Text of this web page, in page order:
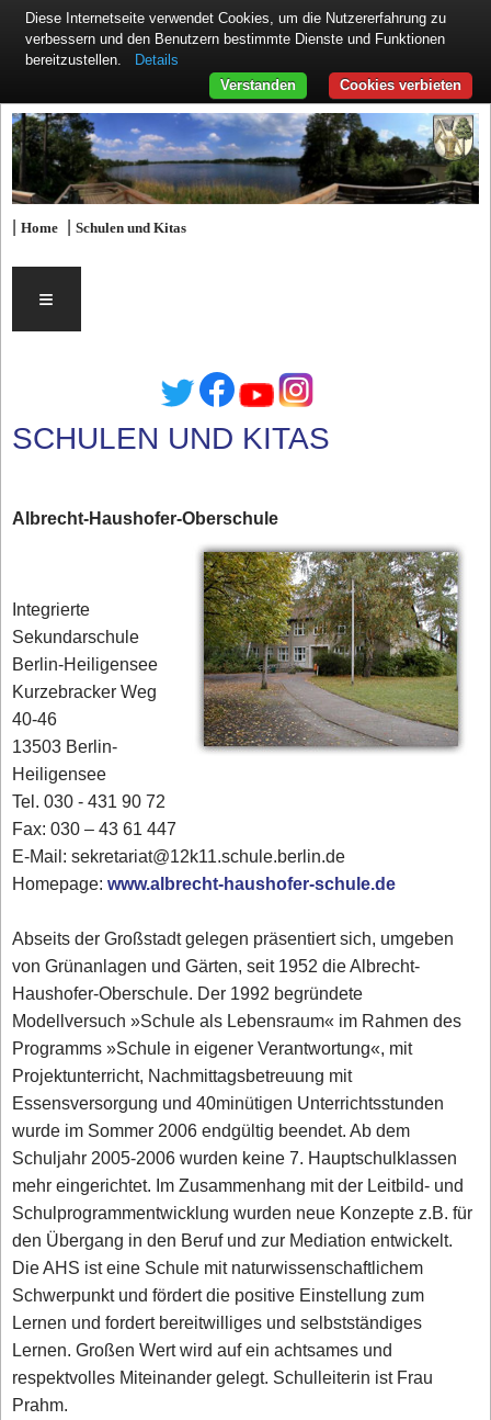
|Home |Schulen und Kitas
≡
SCHULEN UND KITAS
Albrecht-Haushofer-Oberschule
Integrierte
Sekundarschule
Berlin-Heiligensee
Kurzebracker Weg
40-46
13503 Berlin-
Heiligensee
Tel. 030 - 431 90 72‎
Fax: 030 – 43 61 447
E-Mail: sekretariat@12k11.schule.berlin.de
Homepage:www.albrecht-haushofer-schule.de
Abseits der Großstadt gelegen präsentiert sich, umgeben
von Grünanlagen und Gärten, seit 1952 die Albrecht-
Haushofer-Oberschule. Der 1992 begründete
Modellversuch »Schule als Lebensraum« im Rahmen des
Programms »Schule in eigener Verantwortung«, mit
Projektunterricht, Nachmittagsbetreuung mit
Essensversorgung und 40minütigen Unterrichtsstunden
wurde im Sommer 2006 endgültig beendet. Ab dem
Schuljahr 2005-2006 wurden keine 7. Hauptschulklassen
mehr eingerichtet. Im Zusammenhang mit der Leitbild- und
Schulprogrammentwicklung wurden neue Konzepte z.B. für
den Übergang in den Beruf und zur Mediation entwickelt.
Die AHS ist eine Schule mit naturwissenschaftlichem
Schwerpunkt und fördert die positive Einstellung zum
Lernen und fordert bereitwilliges und selbstständiges
Lernen. Großen Wert wird auf ein achtsames und
respektvolles Miteinander gelegt. Schulleiterin ist Frau
Prahm.
Diese Internetseite verwendet Cookies, um die Nutzererfahrung zu
verbessern und den Benutzern bestimmte Dienste und Funktionen
bereitzustellen.
Details
Cookies verbieten
Verstanden